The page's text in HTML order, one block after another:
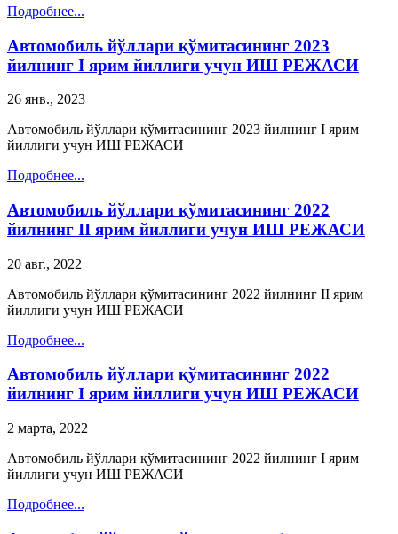
Подробнее...
Автомобиль йўллари қўмитасининг 2023
йилнинг I ярим йиллиги учун ИШ РЕЖАСИ
26 янв., 2023
Автомобиль йўллари қўмитасининг 2023 йилнинг I ярим
йиллиги учун ИШ РЕЖАСИ
Подробнее...
Автомобиль йўллари қўмитасининг 2022
йилнинг II ярим йиллиги учун ИШ РЕЖАСИ
20 авг., 2022
Автомобиль йўллари қўмитасининг 2022 йилнинг II ярим
йиллиги учун ИШ РЕЖАСИ
Подробнее...
Автомобиль йўллари қўмитасининг 2022
йилнинг I ярим йиллиги учун ИШ РЕЖАСИ
2 марта, 2022
Автомобиль йўллари қўмитасининг 2022 йилнинг I ярим
йиллиги учун ИШ РЕЖАСИ
Подробнее...